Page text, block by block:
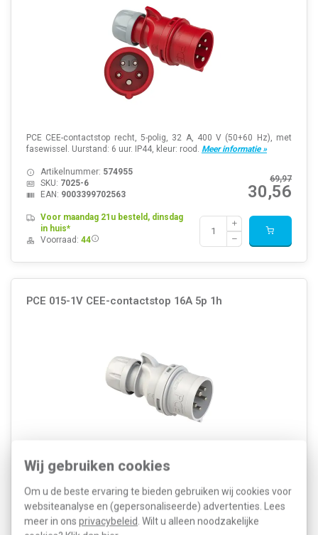
Wij gebruiken cookies
Om u de beste ervaring te bieden gebruiken wij cookies voor
websiteanalyse en (gepersonaliseerde) advertenties. Lees
meer in ons privacybeleid . Wilt u alleen noodzakelijke
PCE CEE-contactstop recht, 5-polig, 32 A, 400 V (50+60 Hz), met
fasewissel. Uurstand: 6 uur. IP44, kleur: rood. Meer informatie »
69,97
30,56
Artikelnummer: 574955
SKU: 7025-6
EAN: 9003399702563
Voor maandag 21u besteld, dinsdag
in huis*
Voorraad: 44
PCE 015-1V CEE-contactstop 16A 5p 1h
RAL-nummer: 7035 Kabelinvoer: Schroefwartel Aantal polen: 5
IEC-stroomsterkte: 16 Ampère (A) Aansluittechniek: Schroefklem
Insteekrichting: Recht Met fasewisselin...Meer informatie »
Artikelnummer:332324